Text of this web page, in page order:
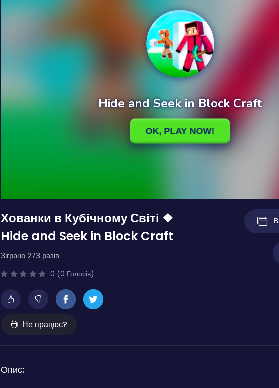
Хованки в Кубічному Світі ❖
Hide and Seek in Block Craft
Зіграно 273 разів.
0 (0 Голосів)
Не працює?
Опис: